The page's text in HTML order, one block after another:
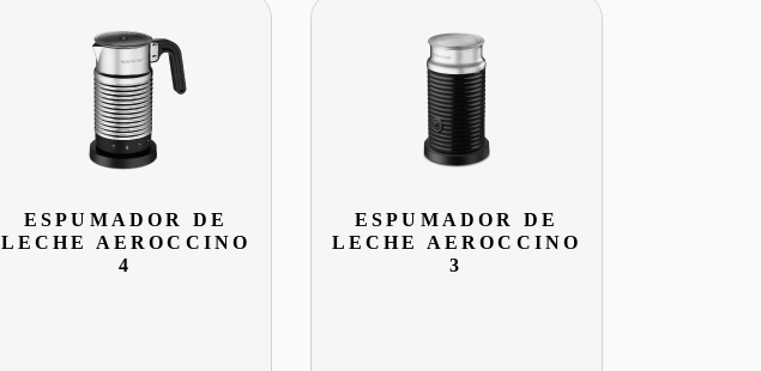
ESPUMADOR DE
LECHE AEROCCINO
4
ESPUMADOR DE
LECHE AEROCCINO
3